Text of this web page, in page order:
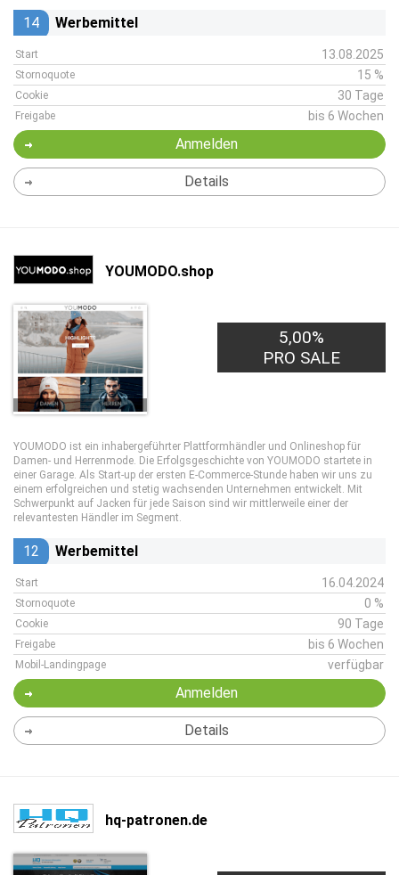
14 Werbemittel
Start 13.08.2025
Stornoquote 15 %
Cookie 30 Tage
Freigabe bis 6 Wochen
Anmelden
Details
YOUMODO.shop
5,00%
PRO SALE
YOUMODO ist ein inhabergeführter Plattformhändler und Onlineshop für
Damen- und Herrenmode. Die Erfolgsgeschichte von YOUMODO startete in
einer Garage. Als Start-up der ersten E-Commerce-Stunde haben wir uns zu
einem erfolgreichen und stetig wachsenden Unternehmen entwickelt. Mit
Schwerpunkt auf Jacken für jede Saison sind wir mittlerweile einer der
relevantesten Händler im Segment.
12 Werbemittel
Start 16.04.2024
Stornoquote 0 %
Cookie 90 Tage
Freigabe bis 6 Wochen
Mobil-Landingpage verfügbar
Anmelden
Details
hq-patronen.de